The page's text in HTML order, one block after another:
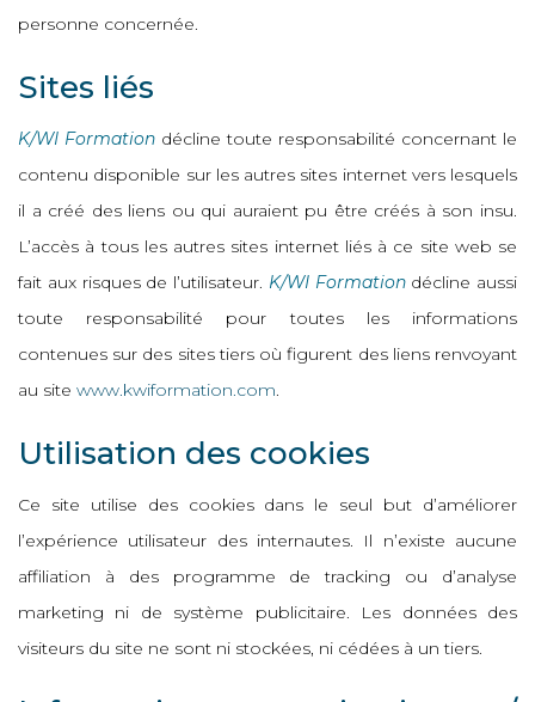
personne concernée.
Sites liés
K/WI Formation décline toute responsabilité concernant le
contenu disponible sur les autres sites internet vers lesquels
il a créé des liens ou qui auraient pu être créés à son insu.
L’accès à tous les autres sites internet liés à ce site web se
fait aux risques de l’utilisateur. K/WI Formationdécline aussi
toute responsabilité pour toutes les informations
contenues sur des sites tiers où figurent des liens renvoyant
au site www.kwiformation.com.
Utilisation des cookies
Ce site utilise des cookies dans le seul but d’améliorer
l’expérience utilisateur des internautes. Il n’existe aucune
affiliation à des programme de tracking ou d’analyse
marketing ni de système publicitaire. Les données des
visiteurs du site ne sont ni stockées, ni cédées à un tiers.